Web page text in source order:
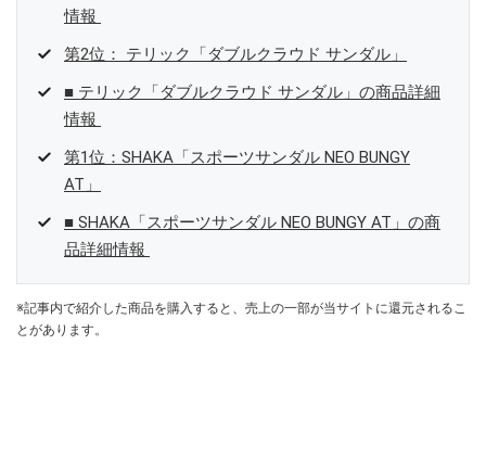
情報
第2位： テリック「ダブルクラウド サンダル」
■ テリック「ダブルクラウド サンダル」の商品詳細
情報
第1位：SHAKA「スポーツサンダル NEO BUNGY
AT」
■ SHAKA「スポーツサンダル NEO BUNGY AT」の商
品詳細情報
※記事内で紹介した商品を購入すると、売上の一部が当サイトに還元されるこ
とがあります。